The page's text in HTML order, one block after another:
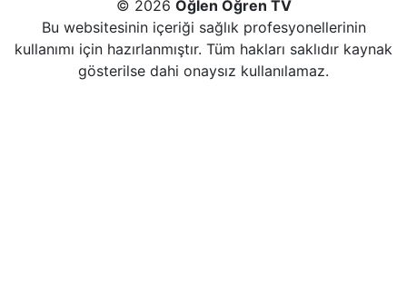
© 2026 Öğlen Öğren TV
Bu websitesinin içeriği sağlık profesyonellerinin
kullanımı için hazırlanmıştır. Tüm hakları saklıdır kaynak
gösterilse dahi onaysız kullanılamaz.